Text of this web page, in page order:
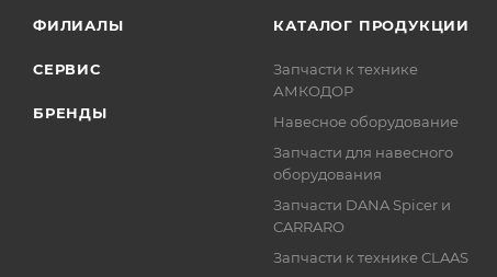
ФИЛИАЛЫ
СЕРВИС
БРЕНДЫ
КАТАЛОГ ПРОДУКЦИИ
Запчасти к технике
АМКОДОР
Навесное оборудование
Запчасти для навесного
оборудования
Запчасти DANA Spicer и
CARRARO
Запчасти к технике CLAAS